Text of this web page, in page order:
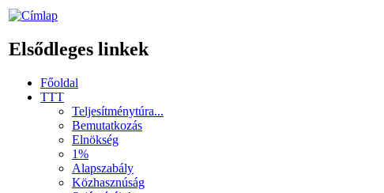
Elsődleges linkek
Főoldal
TTT
Teljesítménytúra...
Bemutatkozás
Elnökség
1%
Alapszabály
Közhasznúság